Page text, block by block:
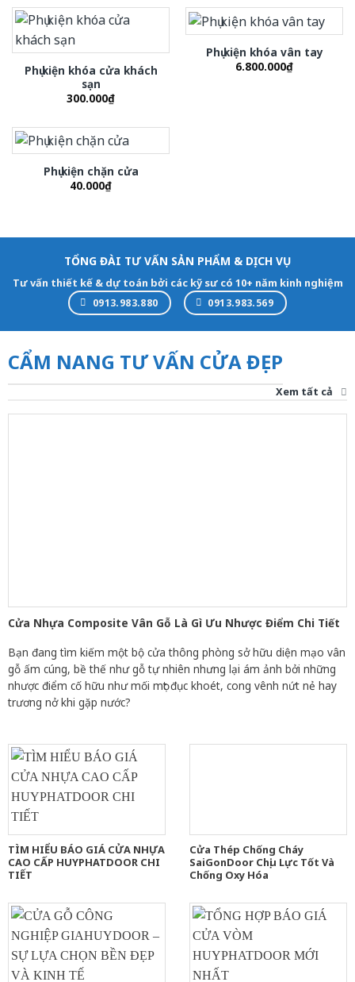
Phụ kiện khóa cửa khách
sạn
300.000₫
Phụ kiện khóa vân tay
6.800.000₫
Phụ kiện chặn cửa
40.000₫
TỔNG ĐÀI TƯ VẤN SẢN PHẨM & DỊCH VỤ
Tư vấn thiết kế & dự toán bởi các kỹ sư có 10+ năm kinh nghiệm
0913.983.880 0913.983.569
CẨM NANG TƯ VẤN CỬA ĐẸP
Xem tất cả
Cửa Nhựa Composite Vân Gỗ Là Gì Ưu Nhược Điểm Chi Tiết
Bạn đang tìm kiếm một bộ cửa thông phòng sở hữu diện mạo vân
gỗ ấm cúng, bề thế như gỗ tự nhiên nhưng lại ám ảnh bởi những
nhược điểm cố hữu như mối mọt đục khoét, cong vênh nứt nẻ hay
trương nở khi gặp nước?
TÌM HIỂU BÁO GIÁ CỬA NHỰA
CAO CẤP HUYPHATDOOR CHI
TIẾT
Cửa Thép Chống Cháy
SaiGonDoor Chịu Lực Tốt Và
Chống Oxy Hóa